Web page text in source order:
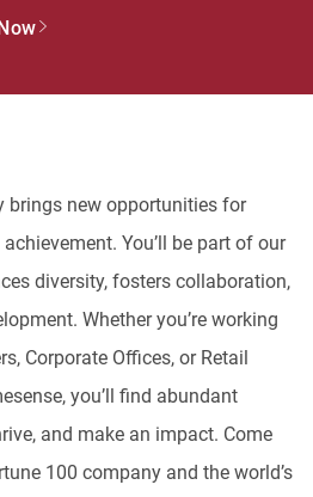
brings new opportunities for
You’ll be part of our
diversity, fosters collaboration,
Whether you’re working
Corporate Offices, or Retail
you’ll find abundant
and make an impact. Come
100 company and the world’s